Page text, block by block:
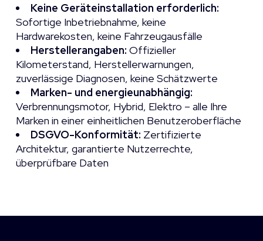
Keine Geräteinstallation erforderlich:
Sofortige Inbetriebnahme, keine
Hardwarekosten, keine Fahrzeugausfälle
Herstellerangaben: Offizieller
Kilometerstand, Herstellerwarnungen,
zuverlässige Diagnosen, keine Schätzwerte
Marken- und energieunabhängig:
Verbrennungsmotor, Hybrid, Elektro – alle Ihre
Marken in einer einheitlichen Benutzeroberfläche
DSGVO-Konformität: Zertifizierte
Architektur, garantierte Nutzerrechte,
überprüfbare Daten